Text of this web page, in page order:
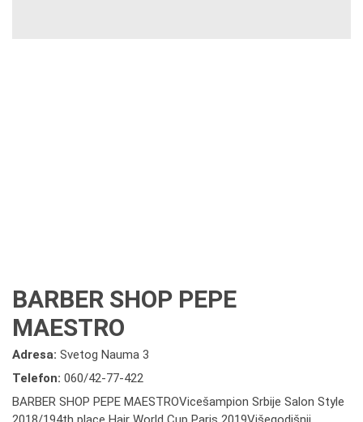
BARBER SHOP PEPE
MAESTRO
Adresa: Svetog Nauma 3
Telefon: 060/42-77-422
BARBER SHOP PEPE MAESTROVicešampion Srbije Salon Style